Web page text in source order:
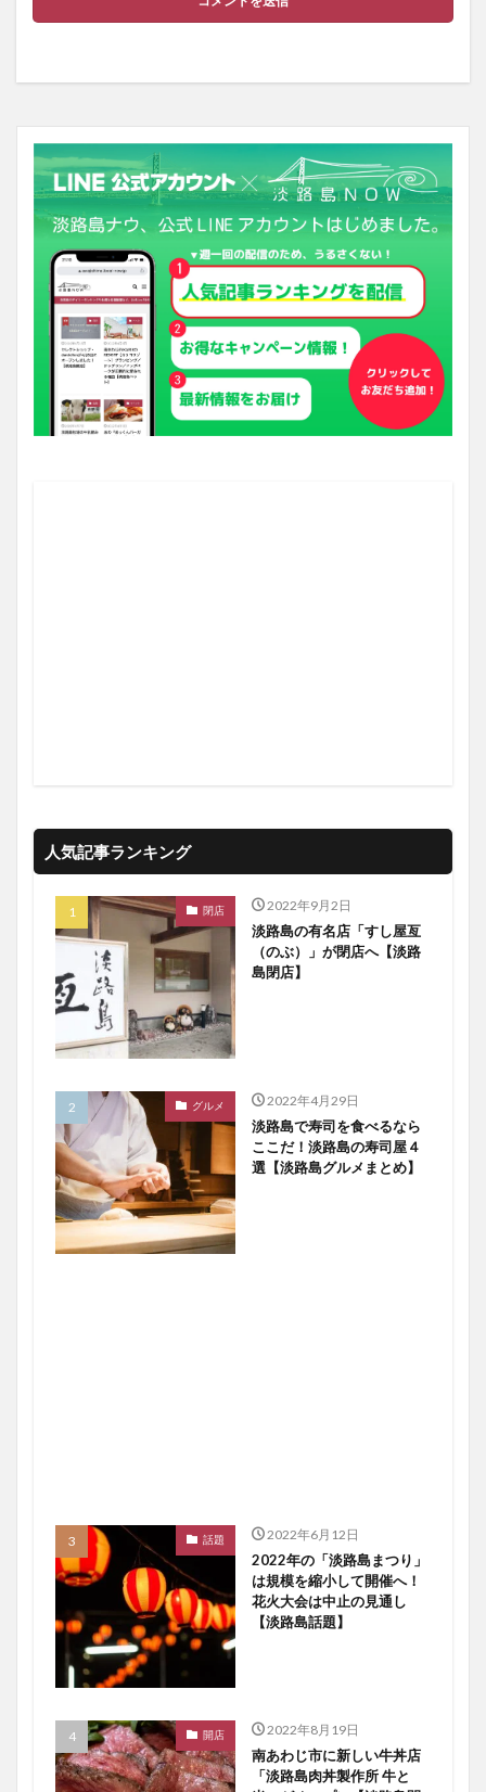
人気記事ランキング
閉店 2022年9月2日
淡路島の有名店「すし屋亙
（のぶ）」が閉店へ【淡路
島閉店】
グルメ 2022年4月29日
淡路島で寿司を食べるなら
ここだ！淡路島の寿司屋４
選【淡路島グルメまとめ】
話題 2022年6月12日
2022年の「淡路島まつり」
は規模を縮小して開催へ！
花火大会は中止の見通し
【淡路島話題】
開店 2022年8月19日
南あわじ市に新しい牛丼店
「淡路島肉丼製作所 牛と